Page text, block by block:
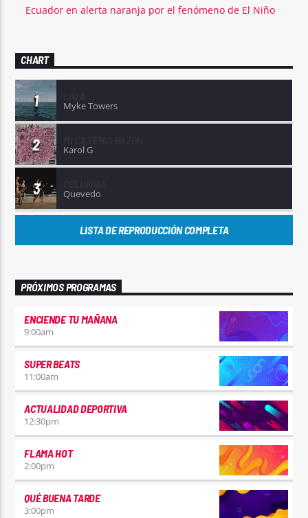
Ecuador en alerta naranja por el fenómeno de El Niño
CHART
1 Myke Towers
2 Karol G
3 Quevedo
LISTA DE REPRODUCCIÓN COMPLETA
PRÓXIMOS PROGRAMAS
ENCIENDE TU MAÑANA
9:00am
SUPER BEATS
11:00am
ACTUALIDAD DEPORTIVA
12:30pm
FLAMA HOT
2:00pm
QUÉ BUENA TARDE
3:00pm